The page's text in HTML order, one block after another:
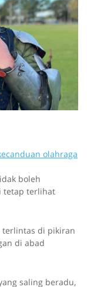
olahraga
boleh
tetap terlihat
terlintas di pikiran
di abad
saling beradu,